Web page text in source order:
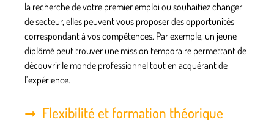
la recherche de votre premier emploi ou souhaitiez changer
de secteur, elles peuvent vous proposer des opportunités
correspondant à vos compétences. Par exemple, un jeune
diplômé peut trouver une mission temporaire permettant de
découvrir le monde professionnel tout en acquérant de
l’expérience.
Flexibilité et formation théorique